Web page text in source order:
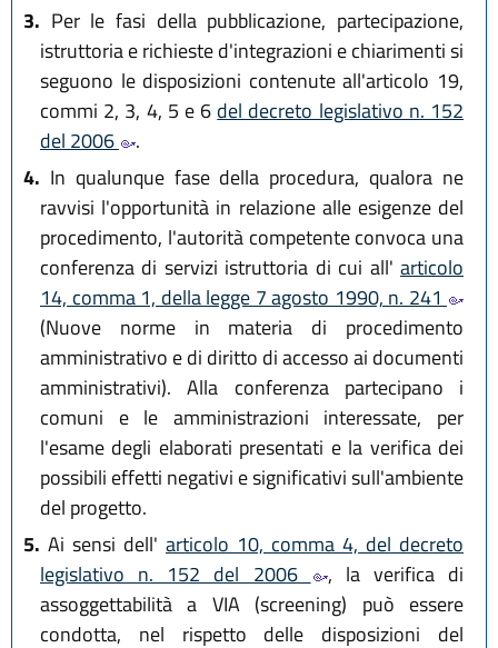
3. Per le fasi della pubblicazione, partecipazione,
istruttoria e richieste d'integrazioni e chiarimenti si
seguono le disposizioni contenute all'articolo 19,
commi 2, 3, 4, 5 e 6 del decreto legislativo n. 152
del 2006
.
4. In qualunque fase della procedura, qualora ne
ravvisi l'opportunità in relazione alle esigenze del
procedimento, l'autorità competente convoca una
conferenza di servizi istruttoria di cui all' articolo
14, comma 1, della legge 7 agosto 1990, n. 241
(Nuove norme in materia di procedimento
amministrativo e di diritto di accesso ai documenti
amministrativi). Alla conferenza partecipano i
comuni e le amministrazioni interessate, per
l'esame degli elaborati presentati e la verifica dei
possibili effetti negativi e significativi sull'ambiente
del progetto.
5. Ai sensi dell' articolo 10, comma 4, del decreto
legislativo n. 152 del 2006
, la verifica di
assoggettabilità a VIA (screening) può essere
condotta, nel rispetto delle disposizioni del